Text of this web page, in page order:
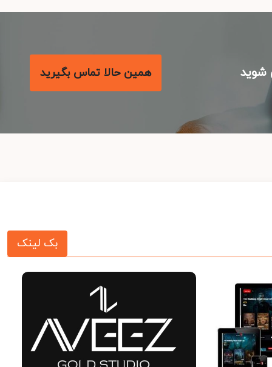
همین حالا تماس بگیرید
بک لینک